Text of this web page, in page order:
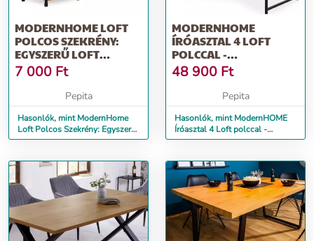
MODERNHOME LOFT
POLCOS SZEKRÉNY:
EGYSZERŰ LOFT
DIZÁJN, 2 FUNKCION...
7 000 Ft
Pepita
Hasonlók, mint ModernHome
Loft Polcos Szekrény: Egyszerű
Loft Dizájn, 2 Funkcion...
MODERNHOME
ÍRÓASZTAL 4 LOFT
POLCCAL -
VILÁGOSBARNA-
FEKETE
48 900 Ft
Pepita
Hasonlók, mint ModernHOME
Íróasztal 4 Loft polccal -
világosbarna-fekete